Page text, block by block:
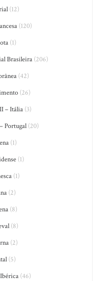
(12)
(120)
(1)
Brasileira(206)
(42)
(26)
– Itália (3)
Portugal (20)
(1)
(1)
(1)
(2)
(8)
(8)
(2)
(5)
(46)